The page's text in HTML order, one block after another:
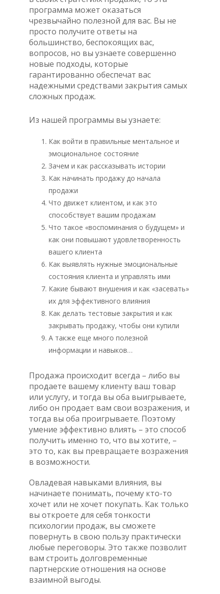
программа может оказаться
чрезвычайно полезной для вас. Вы не
просто получите ответы на
большинство, беспокоящих вас,
вопросов, но вы узнаете совершенно
новые подходы, которые
гарантированно обеспечат вас
надежными средствами закрытия самых
сложных продаж.
Из нашей программы вы узнаете:
Как войти в правильные ментальное и
эмоциональное состояние
Зачем и как рассказывать истории
Как начинать продажу до начала
продажи
Что движет клиентом, и как это
способствует вашим продажам
Что такое «воспоминания о будущем» и
как они повышают удовлетворенность
вашего клиента
Как выявлять нужные эмоциональные
состояния клиента и управлять ими
Какие бывают внушения и как «засевать»
их для эффективного влияния
Как делать тестовые закрытия и как
закрывать продажу, чтобы они купили
А также еще много полезной
информации и навыков…
Продажа происходит всегда – либо вы
продаете вашему клиенту ваш товар
или услугу, и тогда вы оба выигрываете,
либо он продает вам свои возражения, и
тогда вы оба проигрываете. Поэтому
умение эффективно влиять – это способ
получить именно то, что вы хотите, –
это то, как вы превращаете возражения
в возможности.
Овладевая навыками влияния, вы
начинаете понимать, почему кто-то
хочет или не хочет покупать. Как только
вы откроете для себя тонкости
психологии продаж, вы сможете
повернуть в свою пользу практически
любые переговоры. Это также позволит
вам строить долговременные
партнерские отношения на основе
взаимной выгоды.